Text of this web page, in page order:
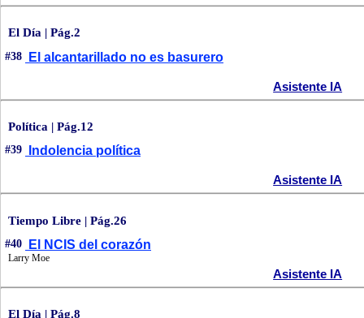
El Día | Pág.2
#38 El alcantarillado no es basurero
Asistente IA
Política | Pág.12
#39 Indolencia política
Asistente IA
Tiempo Libre | Pág.26
#40 El NCIS del corazón
Larry Moe
Asistente IA
El Día | Pág.8